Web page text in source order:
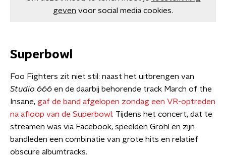
geven voor social media cookies.
Superbowl
Foo Fighters zit niet stil: naast het uitbrengen van
Studio 666 en de daarbij behorende track March of the
Insane, gaf de band afgelopen zondag een VR-optreden
na afloop van de Superbowl . Tijdens het concert, dat te
streamen was via Facebook, speelden Grohl en zijn
bandleden een combinatie van grote hits en relatief
obscure albumtracks.